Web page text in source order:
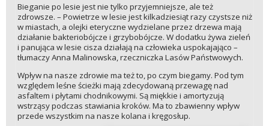
Bieganie po lesie jest nie tylko przyjemniejsze, ale też
zdrowsze. – Powietrze w lesie jest kilkadziesiąt razy czystsze niż
w miastach, a olejki eteryczne wydzielane przez drzewa mają
działanie bakteriobójcze i grzybobójcze. W dodatku żywa zieleń
i panująca w lesie cisza działają na człowieka uspokajająco –
tłumaczy Anna Malinowska, rzeczniczka Lasów Państwowych.
Wpływ na nasze zdrowie ma też to, po czym biegamy. Pod tym
względem leśne ścieżki mają zdecydowaną przewagę nad
asfaltem i płytami chodnikowymi. Są miękkie i amortyzują
wstrząsy podczas stawiania kroków. Ma to zbawienny wpływ
przede wszystkim na nasze kolana i kręgosłup.